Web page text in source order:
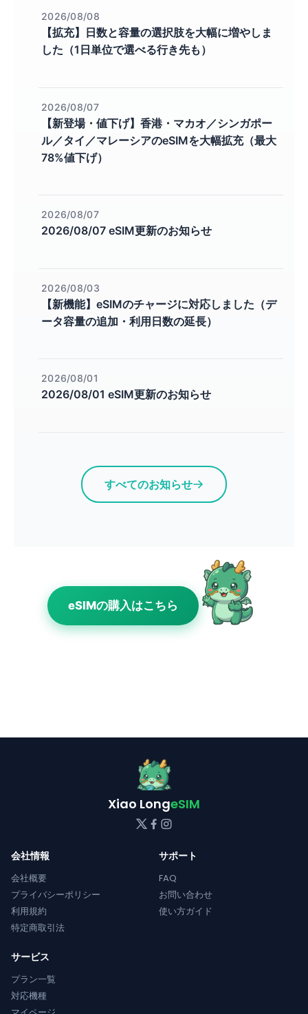
2026/08/08
【拡充】日数と容量の選択肢を大幅に増やしま
した（1日単位で選べる行き先も）
2026/08/07
【新登場・値下げ】香港・マカオ／シンガポー
ル／タイ／マレーシアのeSIMを大幅拡充（最大
78%値下げ）
2026/08/07
2026/08/07 eSIM更新のお知らせ
2026/08/03
【新機能】eSIMのチャージに対応しました（デ
ータ容量の追加・利用日数の延長）
2026/08/01
2026/08/01 eSIM更新のお知らせ
すべてのお知らせ
eSIMの購入はこちら
Xiao LongeSIM
会社情報
会社概要
プライバシーポリシー
利用規約
特定商取引法
サポート
FAQ
お問い合わせ
使い方ガイド
サービス
プラン一覧
対応機種